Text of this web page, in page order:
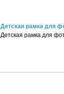
Детская рамка для
Детская рамка для